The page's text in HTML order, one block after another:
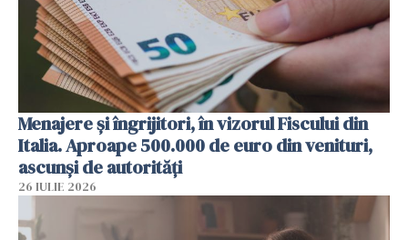
Menajere și îngrijitori, în vizorul Fiscului din
Italia. Aproape 500.000 de euro din venituri,
ascunși de autorități
26 IULIE 2026